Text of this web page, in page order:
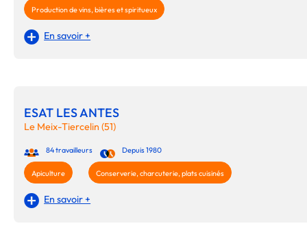
Production de vins, bières et spiritueux
En savoir +
ESAT LES ANTES
Le Meix-Tiercelin (51)
84 travailleurs Depuis 1980
Apiculture Conserverie, charcuterie, plats cuisinés
En savoir +